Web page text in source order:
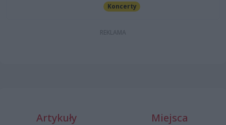
Koncerty
Artykuły Miejsca